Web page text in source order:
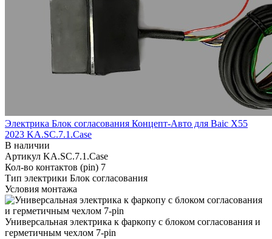
Электрика Блок согласования Концепт-Авто для Baic X55
2023 KA.SC.7.1.Case
В наличии
Артикул KA.SC.7.1.Case
Кол-во контактов (pin) 7
Тип электрики Блок согласования
Условия монтажа
Универсальная электрика к фаркопу с блоком согласования и
герметичным чехлом 7-pin